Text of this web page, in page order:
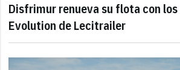
Disfrimur renueva su flota con
Evolution de Lecitrailer